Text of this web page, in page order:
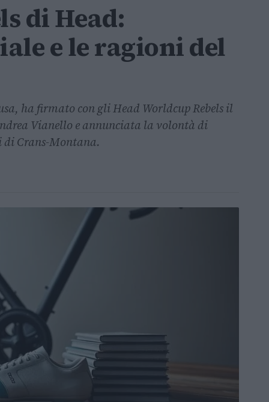
di Head:
e le ragioni del
ha firmato con gli Head Worldcup Rebels il
Vianello e annunciata la volontà di
Crans-Montana.